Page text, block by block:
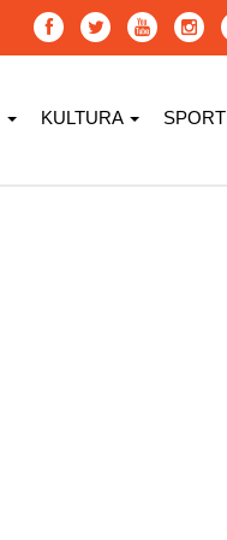
KULTURA SPORT